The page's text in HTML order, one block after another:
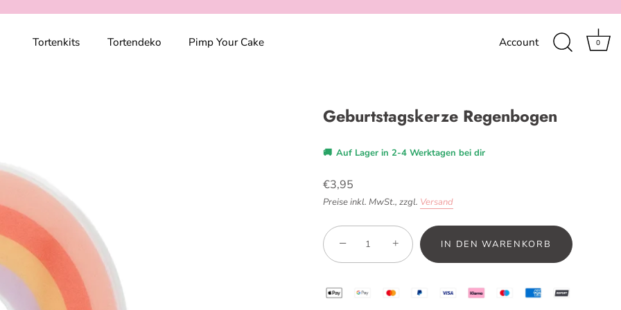
Tortenkits Tortendeko Pimp Your Cake Account 0
Geburtstagskerze Regenbogen
🚚 Auf Lager in 2-4 Werktagen bei dir
€3,95
Preise inkl. MwSt., zzgl. Versand
− + IN DEN WARENKORB